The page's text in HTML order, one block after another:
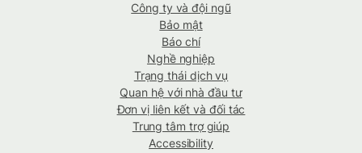
Công ty và đội ngũ
Bảo mật
Báo chí
Nghề nghiệp
Trạng thái dịch vụ
Quan hệ với nhà đầu tư
Đơn vị liên kết và đối tác
Trung tâm trợ giúp
Accessibility